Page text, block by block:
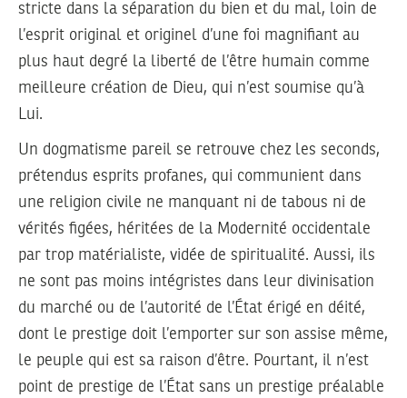
stricte dans la séparation du bien et du mal, loin de
l’esprit original et originel d’une foi magnifiant au
plus haut degré la liberté de l’être humain comme
meilleure création de Dieu, qui n’est soumise qu’à
Lui.
Un dogmatisme pareil se retrouve chez les seconds,
prétendus esprits profanes, qui communient dans
une religion civile ne manquant ni de tabous ni de
vérités figées, héritées de la Modernité occidentale
par trop matérialiste, vidée de spiritualité. Aussi, ils
ne sont pas moins intégristes dans leur divinisation
du marché ou de l’autorité de l’État érigé en déité,
dont le prestige doit l’emporter sur son assise même,
le peuple qui est sa raison d’être. Pourtant, il n’est
point de prestige de l’État sans un prestige préalable